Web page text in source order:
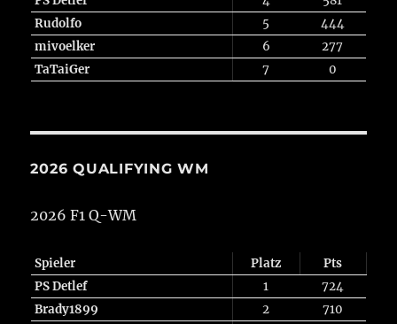
Rudolfo
5
444
mivoelker
6
277
TaTaiGer
7 0
2026 QUALIFYING WM
2026 F1 Q-WM
Spieler Platz
Pts
PS Detlef
1
724
Brady1899
2
710